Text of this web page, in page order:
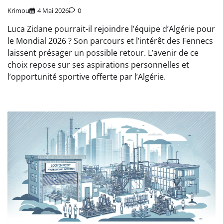
Krimou 4 Mai 2026 0
Luca Zidane pourrait-il rejoindre l’équipe d’Algérie pour
le Mondial 2026 ? Son parcours et l’intérêt des Fennecs
laissent présager un possible retour. L’avenir de ce
choix repose sur ses aspirations personnelles et
l’opportunité sportive offerte par l’Algérie.